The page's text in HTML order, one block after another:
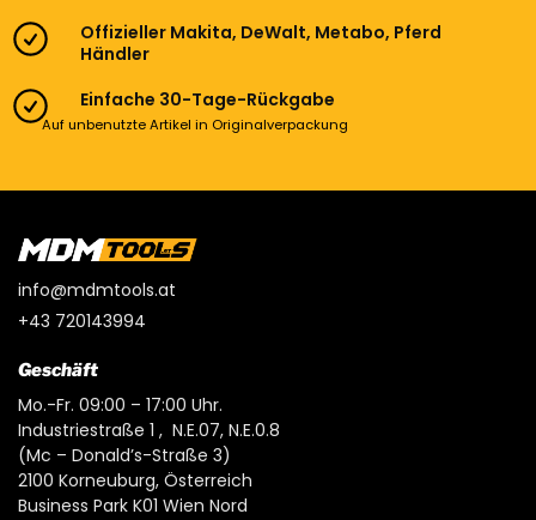
Offizieller Makita, DeWalt, Metabo, Pferd
Händler
Einfache 30-Tage-Rückgabe
Auf unbenutzte Artikel in Originalverpackung
info@mdmtools.at
+43 720143994
Geschäft
Mo.-Fr. 09:00 – 17:00 Uhr.
Industriestraße 1 , N.E.07, N.E.0.8
(Mc – Donald’s-Straße 3)
2100 Korneuburg, Österreich
Business Park K01 Wien Nord